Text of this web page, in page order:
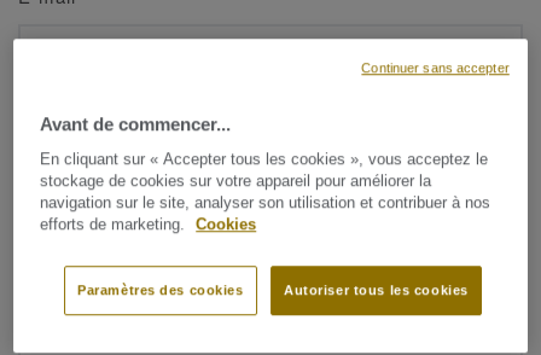
Prénom*
Avant de commencer...
En cliquant sur « Accepter tous les cookies », vous acceptez le
stockage de cookies sur votre appareil pour améliorer la
navigation sur le site, analyser son utilisation et contribuer à nos
efforts de marketing.
Cookies
Autoriser tous les cookies
Paramètres des cookies
Continuer sans accepter